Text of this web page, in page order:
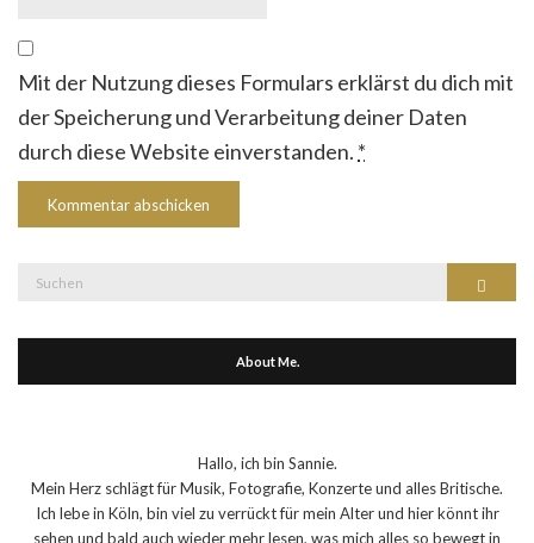
Mit der Nutzung dieses Formulars erklärst du dich mit
der Speicherung und Verarbeitung deiner Daten
durch diese Website einverstanden. *
About Me.
Hallo, ich bin Sannie.
Mein Herz schlägt für Musik, Fotografie, Konzerte und alles Britische.
Ich lebe in Köln, bin viel zu verrückt für mein Alter und hier könnt ihr
sehen und bald auch wieder mehr lesen, was mich alles so bewegt in